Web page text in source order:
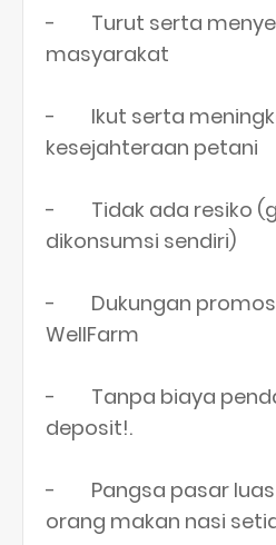
- Turut serta
masyarakat
- Ikut serta
kesejahteraan petani
- Tidak ada resiko
dikonsumsi sendiri)
- Dukungan promosi
WellFarm
- Tanpa biaya
deposit!.
- Pangsa pasar luas
orang makan nasi